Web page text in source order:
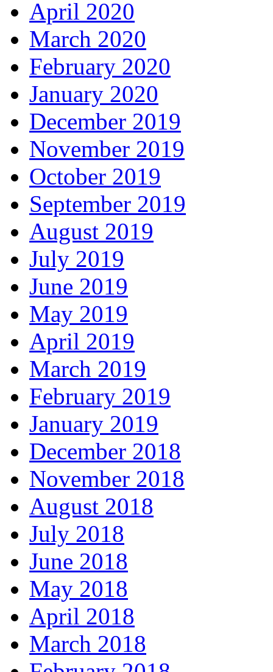
April 2020
March 2020
February 2020
January 2020
December 2019
November 2019
October 2019
September 2019
August 2019
July 2019
June 2019
May 2019
April 2019
March 2019
February 2019
January 2019
December 2018
November 2018
August 2018
July 2018
June 2018
May 2018
April 2018
March 2018